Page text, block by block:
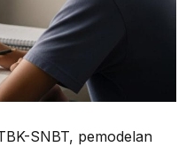
SNBT, pemodelan